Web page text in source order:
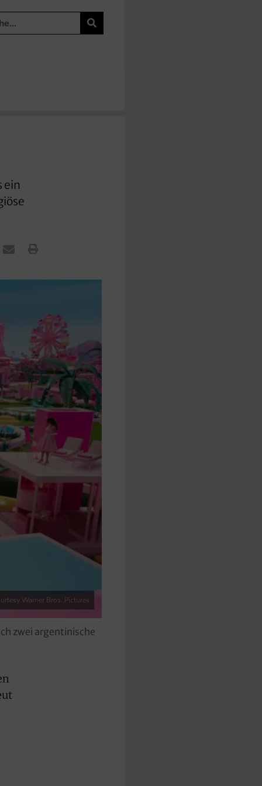
ein
Warner Bros. Pictures
zwei argentinische